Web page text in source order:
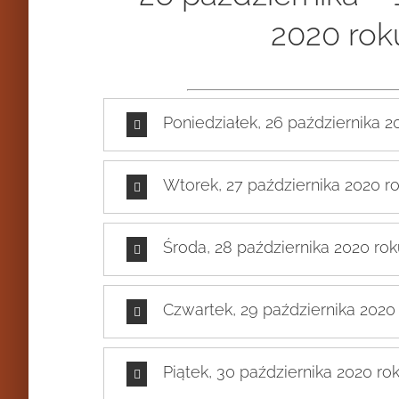
2020
Poniedziałek, 26 października
Wtorek, 27 października 2020
Środa, 28 października 2020
Czwartek, 29 października
Piątek, 30 października 2020